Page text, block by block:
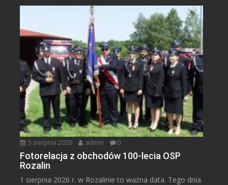
5 sierpnia 2026 admin 0
Fotorelacja z obchodów 100-lecia OSP
Rozalin
1 sierpnia 2026 r. w Rozalinie to ważna data. Tego dnia